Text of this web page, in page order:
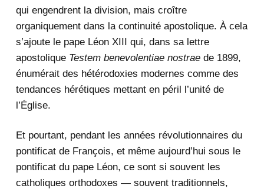
qui engendrent la division, mais croître
organiquement dans la continuité apostolique. À cela
s’ajoute le pape Léon XIII qui, dans sa lettre
apostolique Testem benevolentiae nostrae de 1899,
énumérait des hétérodoxies modernes comme des
tendances hérétiques mettant en péril l’unité de
l’Église.
Et pourtant, pendant les années révolutionnaires du
pontificat de François, et même aujourd’hui sous le
pontificat du pape Léon, ce sont si souvent les
catholiques orthodoxes — souvent traditionnels,